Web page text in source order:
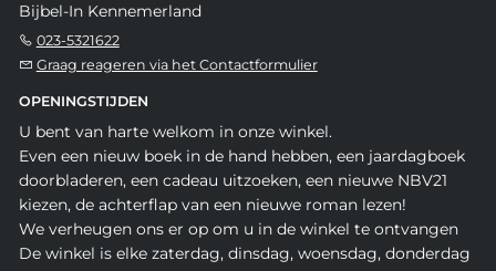
Bijbel-In Kennemerland
023-5321622
Graag reageren via het Contactformulier
OPENINGSTIJDEN
U bent van harte welkom in onze winkel.
Even een nieuw boek in de hand hebben, een jaardagboek
doorbladeren, een cadeau uitzoeken, een nieuwe NBV21
kiezen, de achterflap van een nieuwe roman lezen!
We verheugen ons er op om u in de winkel te ontvangen
De winkel is elke zaterdag, dinsdag, woensdag, donderdag